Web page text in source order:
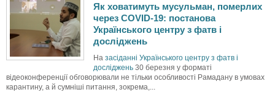
Як ховатимуть мусульман, померлих
через COVID-19: постанова
Українського центру з фатв і
досліджень
На засіданні Українського центру з фатв і
досліджень 30 березня у форматі
відеоконференції обговорювали не тільки особливості Рамадану в умовах
карантину, а й сумніші питання, зокрема,...